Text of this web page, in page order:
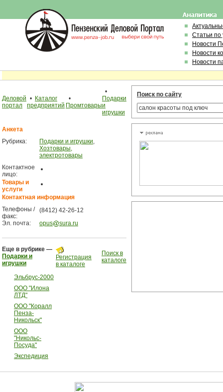
Статьи по
Новости
Новости
Новости
Деловой
портал
• Каталог
предприятий
•
Промтовары
•
Подарки
и
игрушки
Анкета
Рубрика:
Подарки и игрушки,
Хозтовары,
электротовары
Контактное
лицо:
Товары и
услуги
Контактная информация
Телефоны /
факс:
(8412) 42-26-12
Эл. почта:
opus sura.ru
Еще в рубрике —
Подарки и
игрушки
Эльбрус-2000
ООО "Илона
ЛТД"
ООО "Коралл
Пенза-
Никольск"
ООО
"Никольс-
Посуда"
Экспедиция
Регистрация
в каталоге
Поиск в
каталоге
Поиск по сайту